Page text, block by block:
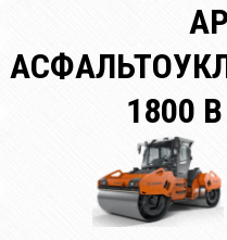
1800